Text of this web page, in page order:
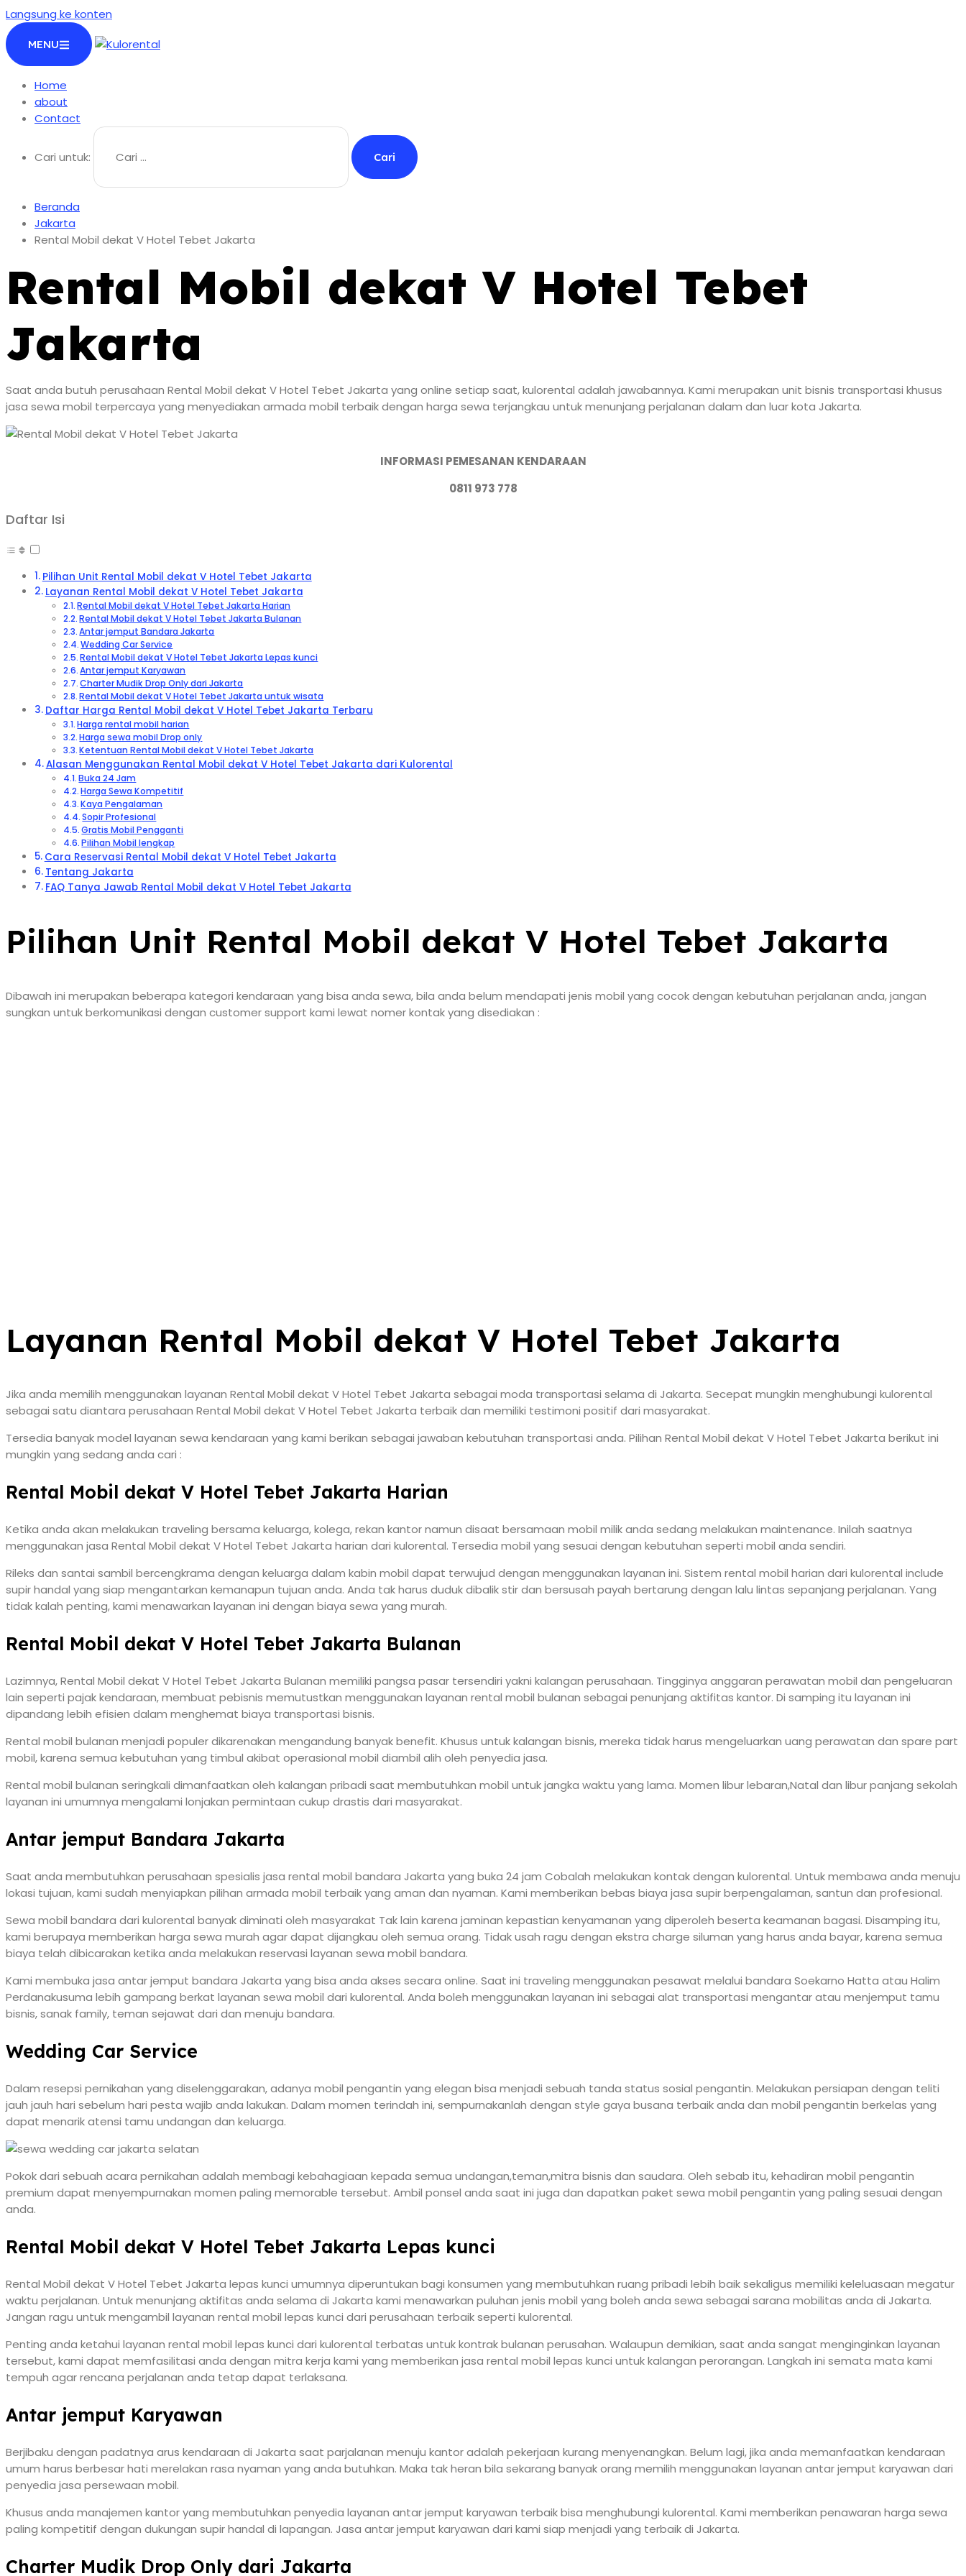
Langsung ke konten
MENU
Home
about
Contact
Cari untuk:
Beranda
Jakarta
Rental Mobil dekat V Hotel Tebet Jakarta
Rental Mobil dekat V Hotel Tebet
Jakarta
Saat anda butuh perusahaan Rental Mobil dekat V Hotel Tebet Jakarta yang online setiap saat, kulorental adalah jawabannya. Kami merupakan unit bisnis transportasi khusus
jasa sewa mobil terpercaya yang menyediakan armada mobil terbaik dengan harga sewa terjangkau untuk menunjang perjalanan dalam dan luar kota Jakarta.
INFORMASI PEMESANAN KENDARAAN
0811 973 778
Daftar Isi
Pilihan Unit Rental Mobil dekat V Hotel Tebet Jakarta
Layanan Rental Mobil dekat V Hotel Tebet Jakarta
Rental Mobil dekat V Hotel Tebet Jakarta Harian
Rental Mobil dekat V Hotel Tebet Jakarta Bulanan
Antar jemput Bandara Jakarta
Wedding Car Service
Rental Mobil dekat V Hotel Tebet Jakarta Lepas kunci
Antar jemput Karyawan
Charter Mudik Drop Only dari Jakarta
Rental Mobil dekat V Hotel Tebet Jakarta untuk wisata
Daftar Harga Rental Mobil dekat V Hotel Tebet Jakarta Terbaru
Harga rental mobil harian
Harga sewa mobil Drop only
Ketentuan Rental Mobil dekat V Hotel Tebet Jakarta
Alasan Menggunakan Rental Mobil dekat V Hotel Tebet Jakarta dari Kulorental
Buka 24 Jam
Harga Sewa Kompetitif
Kaya Pengalaman
Sopir Profesional
Gratis Mobil Pengganti
Pilihan Mobil lengkap
Cara Reservasi Rental Mobil dekat V Hotel Tebet Jakarta
Tentang Jakarta
FAQ Tanya Jawab Rental Mobil dekat V Hotel Tebet Jakarta
Pilihan Unit Rental Mobil dekat V Hotel Tebet Jakarta
Dibawah ini merupakan beberapa kategori kendaraan yang bisa anda sewa, bila anda belum mendapati jenis mobil yang cocok dengan kebutuhan perjalanan anda, jangan
sungkan untuk berkomunikasi dengan customer support kami lewat nomer kontak yang disediakan :
Layanan Rental Mobil dekat V Hotel Tebet Jakarta
Jika anda memilih menggunakan layanan Rental Mobil dekat V Hotel Tebet Jakarta sebagai moda transportasi selama di Jakarta. Secepat mungkin menghubungi kulorental
sebagai satu diantara perusahaan Rental Mobil dekat V Hotel Tebet Jakarta terbaik dan memiliki testimoni positif dari masyarakat.
Tersedia banyak model layanan sewa kendaraan yang kami berikan sebagai jawaban kebutuhan transportasi anda. Pilihan Rental Mobil dekat V Hotel Tebet Jakarta berikut ini
mungkin yang sedang anda cari :
Rental Mobil dekat V Hotel Tebet Jakarta Harian
Ketika anda akan melakukan traveling bersama keluarga, kolega, rekan kantor namun disaat bersamaan mobil milik anda sedang melakukan maintenance. Inilah saatnya
menggunakan jasa Rental Mobil dekat V Hotel Tebet Jakarta harian dari kulorental. Tersedia mobil yang sesuai dengan kebutuhan seperti mobil anda sendiri.
Rileks dan santai sambil bercengkrama dengan keluarga dalam kabin mobil dapat terwujud dengan menggunakan layanan ini. Sistem rental mobil harian dari kulorental include
supir handal yang siap mengantarkan kemanapun tujuan anda. Anda tak harus duduk dibalik stir dan bersusah payah bertarung dengan lalu lintas sepanjang perjalanan. Yang
tidak kalah penting, kami menawarkan layanan ini dengan biaya sewa yang murah.
Rental Mobil dekat V Hotel Tebet Jakarta Bulanan
Lazimnya, Rental Mobil dekat V Hotel Tebet Jakarta Bulanan memiliki pangsa pasar tersendiri yakni kalangan perusahaan. Tingginya anggaran perawatan mobil dan pengeluaran
lain seperti pajak kendaraan, membuat pebisnis memutustkan menggunakan layanan rental mobil bulanan sebagai penunjang aktifitas kantor. Di samping itu layanan ini
dipandang lebih efisien dalam menghemat biaya transportasi bisnis.
Rental mobil bulanan menjadi populer dikarenakan mengandung banyak benefit. Khusus untuk kalangan bisnis, mereka tidak harus mengeluarkan uang perawatan dan spare part
mobil, karena semua kebutuhan yang timbul akibat operasional mobil diambil alih oleh penyedia jasa.
Rental mobil bulanan seringkali dimanfaatkan oleh kalangan pribadi saat membutuhkan mobil untuk jangka waktu yang lama. Momen libur lebaran,Natal dan libur panjang sekolah
layanan ini umumnya mengalami lonjakan permintaan cukup drastis dari masyarakat.
Antar jemput Bandara Jakarta
Saat anda membutuhkan perusahaan spesialis jasa rental mobil bandara Jakarta yang buka 24 jam Cobalah melakukan kontak dengan kulorental. Untuk membawa anda menuju
lokasi tujuan, kami sudah menyiapkan pilihan armada mobil terbaik yang aman dan nyaman. Kami memberikan bebas biaya jasa supir berpengalaman, santun dan profesional.
Sewa mobil bandara dari kulorental banyak diminati oleh masyarakat Tak lain karena jaminan kepastian kenyamanan yang diperoleh beserta keamanan bagasi. Disamping itu,
kami berupaya memberikan harga sewa murah agar dapat dijangkau oleh semua orang. Tidak usah ragu dengan ekstra charge siluman yang harus anda bayar, karena semua
biaya telah dibicarakan ketika anda melakukan reservasi layanan sewa mobil bandara.
Kami membuka jasa antar jemput bandara Jakarta yang bisa anda akses secara online. Saat ini traveling menggunakan pesawat melalui bandara Soekarno Hatta atau Halim
Perdanakusuma lebih gampang berkat layanan sewa mobil dari kulorental. Anda boleh menggunakan layanan ini sebagai alat transportasi mengantar atau menjemput tamu
bisnis, sanak family, teman sejawat dari dan menuju bandara.
Wedding Car Service
Dalam resepsi pernikahan yang diselenggarakan, adanya mobil pengantin yang elegan bisa menjadi sebuah tanda status sosial pengantin. Melakukan persiapan dengan teliti
jauh jauh hari sebelum hari pesta wajib anda lakukan. Dalam momen terindah ini, sempurnakanlah dengan style gaya busana terbaik anda dan mobil pengantin berkelas yang
dapat menarik atensi tamu undangan dan keluarga.
Pokok dari sebuah acara pernikahan adalah membagi kebahagiaan kepada semua undangan,teman,mitra bisnis dan saudara. Oleh sebab itu, kehadiran mobil pengantin
premium dapat menyempurnakan momen paling memorable tersebut. Ambil ponsel anda saat ini juga dan dapatkan paket sewa mobil pengantin yang paling sesuai dengan
anda.
Rental Mobil dekat V Hotel Tebet Jakarta Lepas kunci
Rental Mobil dekat V Hotel Tebet Jakarta lepas kunci umumnya diperuntukan bagi konsumen yang membutuhkan ruang pribadi lebih baik sekaligus memiliki keleluasaan megatur
waktu perjalanan. Untuk menunjang aktifitas anda selama di Jakarta kami menawarkan puluhan jenis mobil yang boleh anda sewa sebagai sarana mobilitas anda di Jakarta.
Jangan ragu untuk mengambil layanan rental mobil lepas kunci dari perusahaan terbaik seperti kulorental.
Penting anda ketahui layanan rental mobil lepas kunci dari kulorental terbatas untuk kontrak bulanan perusahan. Walaupun demikian, saat anda sangat menginginkan layanan
tersebut, kami dapat memfasilitasi anda dengan mitra kerja kami yang memberikan jasa rental mobil lepas kunci untuk kalangan perorangan. Langkah ini semata mata kami
tempuh agar rencana perjalanan anda tetap dapat terlaksana.
Antar jemput Karyawan
Berjibaku dengan padatnya arus kendaraan di Jakarta saat parjalanan menuju kantor adalah pekerjaan kurang menyenangkan. Belum lagi, jika anda memanfaatkan kendaraan
umum harus berbesar hati merelakan rasa nyaman yang anda butuhkan. Maka tak heran bila sekarang banyak orang memilih menggunakan layanan antar jemput karyawan dari
penyedia jasa persewaan mobil.
Khusus anda manajemen kantor yang membutuhkan penyedia layanan antar jemput karyawan terbaik bisa menghubungi kulorental. Kami memberikan penawaran harga sewa
paling kompetitif dengan dukungan supir handal di lapangan. Jasa antar jemput karyawan dari kami siap menjadi yang terbaik di Jakarta.
Charter Mudik Drop Only dari Jakarta